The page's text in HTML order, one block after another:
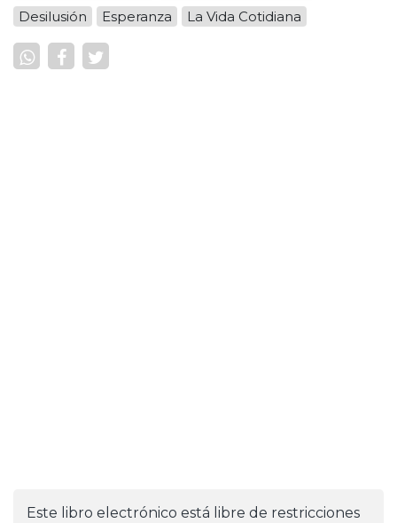
Desilusión
Esperanza La Vida Cotidiana
Este libro electrónico está libre de restricciones